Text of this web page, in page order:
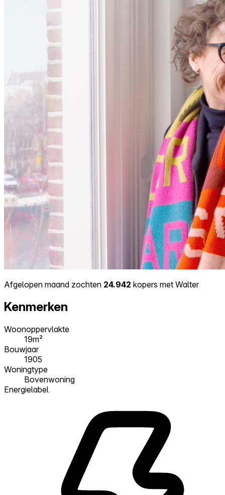
Afgelopen maand zochten 24.942 kopers met Walter
Kenmerken
Woonoppervlakte
19m²
Bouwjaar
1905
Woningtype
Bovenwoning
Energielabel